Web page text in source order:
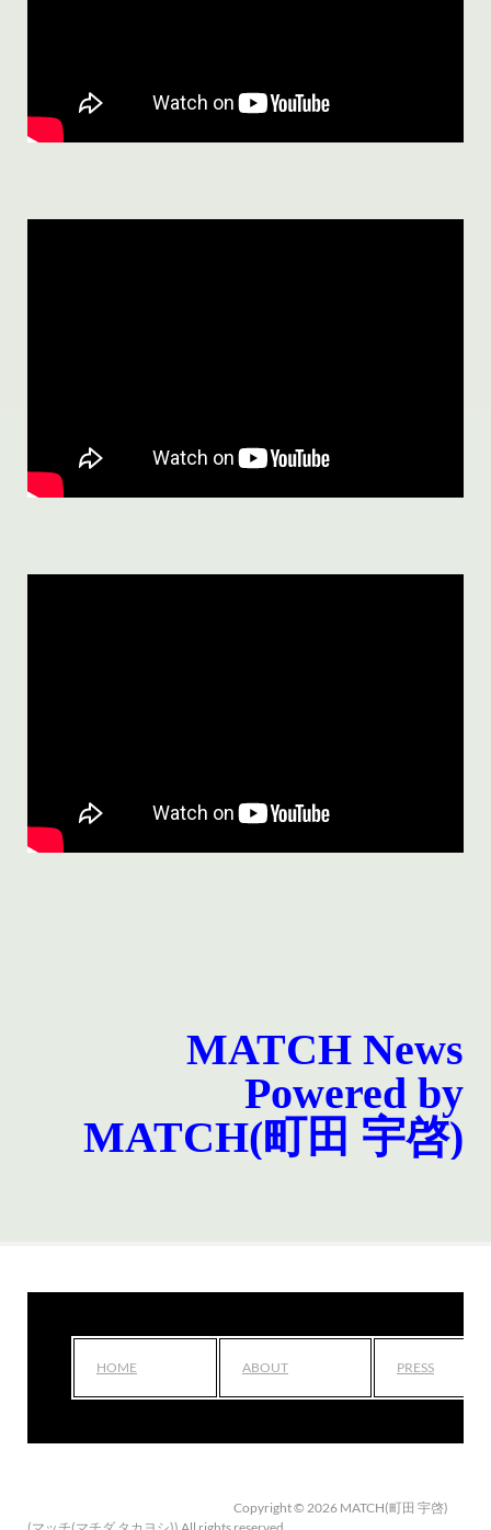
MATCH News
Powered by
MATCH(町田 宇啓)
HOME ABOUT PRESS
Copyright © 2026 MATCH(町田 宇啓)